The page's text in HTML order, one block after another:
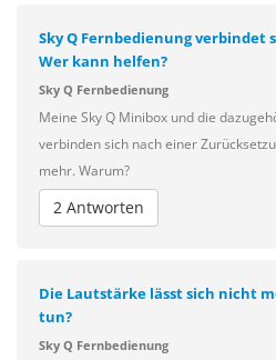
Sky Q Fernbedienung verbindet
Wer kann helfen?
Sky Q Fernbedienung
Meine Sky Q Minibox und die
verbinden sich nach einer
mehr. Warum?
2 Antworten
Die Lautstärke lässt sich nicht
tun?
Sky Q Fernbedienung